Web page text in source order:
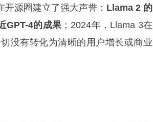
源圈建立了强大声誉： Llama 2 的
GPT-4的成果；2024年，Llama 3在
没有转化为清晰的用户增长或商业